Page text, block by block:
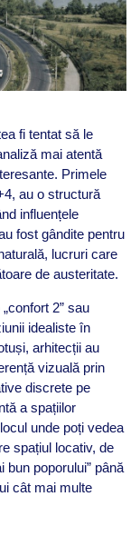
fi tentat să le
mai atentă
Primele
au o structură
influențele
fost gândite pentru
lucruri care
de austeritate.
2” sau
idealiste în
arhitecții au
vizuală prin
discrete pe
a spațiilor
unde poți vedea
spațiul locativ, de
bun poporului” până
cât mai multe